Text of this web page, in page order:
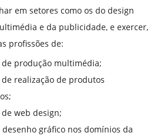
em setores como os do design
e da publicidade, e exercer,
profissões de:
produção multimédia;
realização de produtos
web design;
gráfico nos domínios da